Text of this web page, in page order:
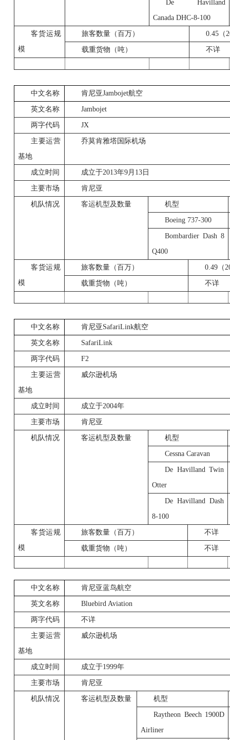
De Havilland
Canada DHC-8-100
客货运规
模
旅客数量（百万） 0.45
载重货物（吨） 不详
中文名称 肯尼亚Jambojet航空
英文名称 Jambojet
两字代码 JX
主要运营
基地
乔莫肯雅塔国际机场
成立时间 成立于2013年9月 13 日
主要市场 肯尼亚
机队情况 客运机型及数量 机型
Boeing 737-300
Bombardier Dash 8
Q400
客货运规
模
旅客数量（百万） 0.49 （
载重货物（吨） 不详
中文名称 肯尼亚 SafariLink航空
英文名称 SafariLink
两字代码 F2
主要运营
基地
威尔逊机场
成立时间 成立于2004年
主要市场 肯尼亚
机队情况 客运机型及数量 机型
Cessna Caravan
De Havilland Twin
Otter
De Havilland Dash
8-100
客货运规
模
旅客数量（百万） 不详
载重货物（吨） 不详
中文名称 肯尼亚蓝鸟航空
英文名称 Bluebird Aviation
两字代码 不详
主要运营
基地
威尔逊机场
成立时间 成立于1999年
主要市场 肯尼亚
机队情况 客运机型及数量 机型
Raytheon Beech 1900D
Airliner